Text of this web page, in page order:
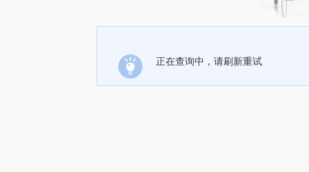
正在查询中，请刷新重试